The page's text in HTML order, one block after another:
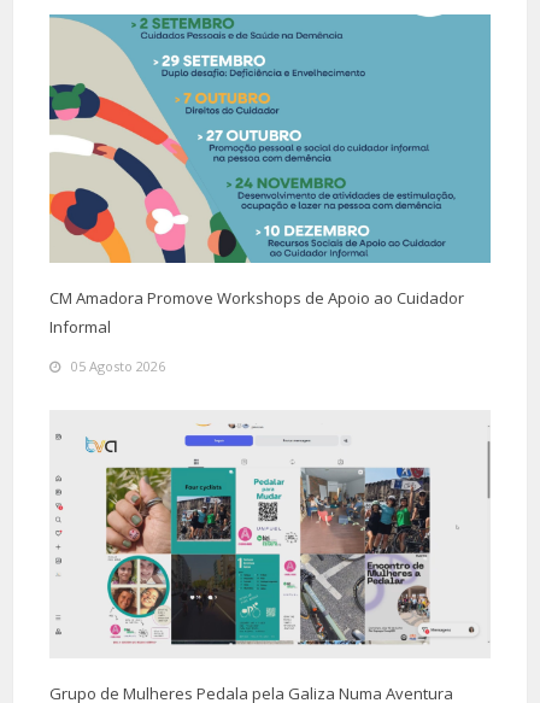
CM Amadora Promove Workshops de Apoio ao Cuidador
Informal
05 Agosto 2026
Grupo de Mulheres Pedala pela Galiza Numa Aventura